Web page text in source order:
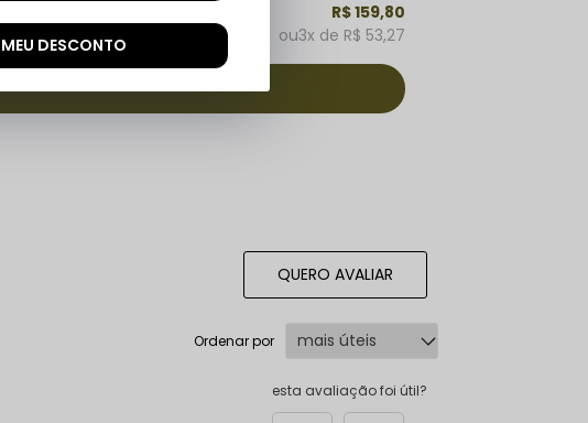
R$ 159,80
3x
R$ 53,27
QUERO AVALIAR
Ordenar por
esta avaliação foi útil?
DESCONTO